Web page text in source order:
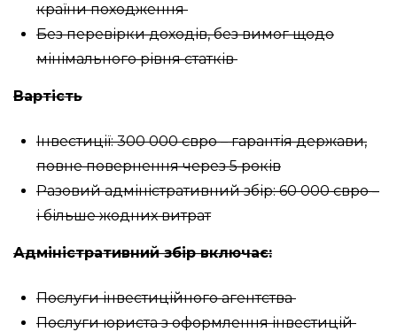
країни походження
Без перевірки доходів, без вимог щодо
мінімального рівня статків
Вартість
Інвестиції: 300 000 євро – гарантія держави,
повне повернення через 5 років
Разовий адміністративний збір: 60 000 євро –
і більше жодних витрат
Адміністративний збір включає:
Послуги інвестиційного агентства
Послуги юриста з оформлення інвестицій